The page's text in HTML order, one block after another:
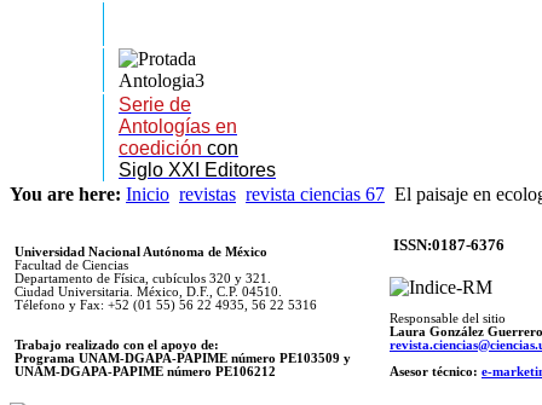
Serie de
Antologías en
coedición con
Siglo XXI Editores
You are here: Inicio revistas revista ciencias 67 El paisaje en
Universidad Nacional Autónoma de México
Facultad de Ciencias
Departamento de Física, cubículos 320 y 321.
Ciudad Universitaria. México, D.F., C.P. 04510.
Télefono y Fax: +52 (01 55) 56 22 4935, 56 22 5316
Trabajo realizado con el apoyo de:
Programa UNAM-DGAPA-PAPIME número PE103509 y
UNAM-DGAPA-PAPIME número PE106212
ISSN:0187-6376
Responsable del sitio
Laura González Guerrero
Asesor técnico: e-